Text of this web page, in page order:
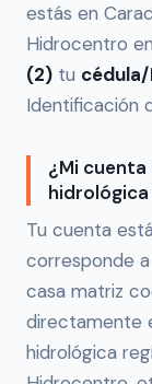
estás en
Hidrocentro
(2) tu cédula/
Identificación
¿Mi cuenta
Tu cuenta
corresponde
casa matriz
directamente
hidrológica